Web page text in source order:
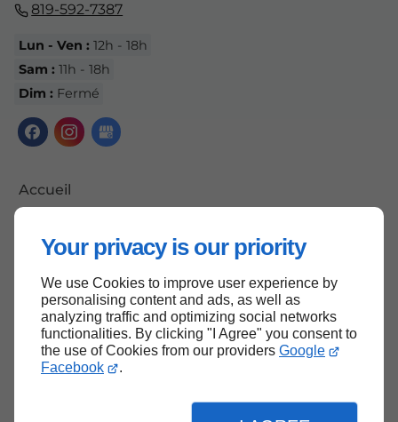
Your privacy is our priority
We use Cookies to improve user experience by
personalising content and ads, as well as
analyzing traffic and optimizing social networks
functionalities. By clicking "I Agree" you consent to
the use of Cookies from our providers Google
Facebook
.
819-592-7387
Lun - Ven : 12h - 18h
Sam : 11h - 18h
Dim : Fermé
Accueil
Politique de confidentialité
Plan du site
Haut de page